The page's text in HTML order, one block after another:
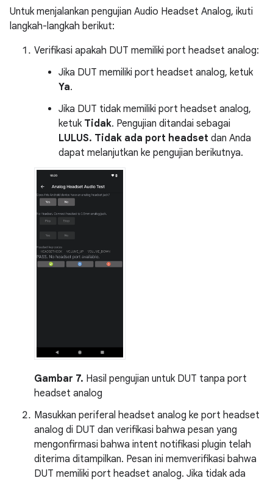
Untuk menjalankan pengujian Audio Headset Analog, ikuti
langkah-langkah berikut:
Verifikasi apakah DUT memiliki port headset analog:
Jika DUT memiliki port headset analog, ketuk
Ya.
Jika DUT tidak memiliki port headset analog,
ketuk Tidak. Pengujian ditandai sebagai
LULUS. Tidak ada port headset dan Anda
dapat melanjutkan ke pengujian berikutnya.
Gambar 7. Hasil pengujian untuk DUT tanpa port
headset analog
Masukkan periferal headset analog ke port headset
analog di DUT dan verifikasi bahwa pesan yang
mengonfirmasi bahwa intent notifikasi plugin telah
diterima ditampilkan. Pesan ini memverifikasi bahwa
DUT memiliki port headset analog. Jika tidak ada